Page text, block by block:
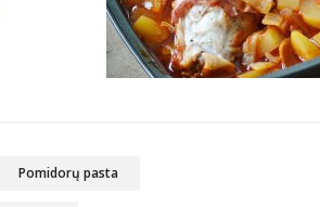
Pomidorų pasta